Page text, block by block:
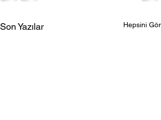
Son Yazılar Hepsini Gör